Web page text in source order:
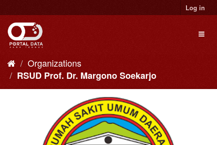
to
content
Log in
Organizations
RSUD Prof. Dr. Margono Soekarjo